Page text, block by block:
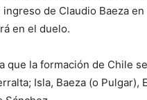
de Claudio Baeza
en el duelo.
que la formación de Chile
Isla, Baeza (o Pulgar),